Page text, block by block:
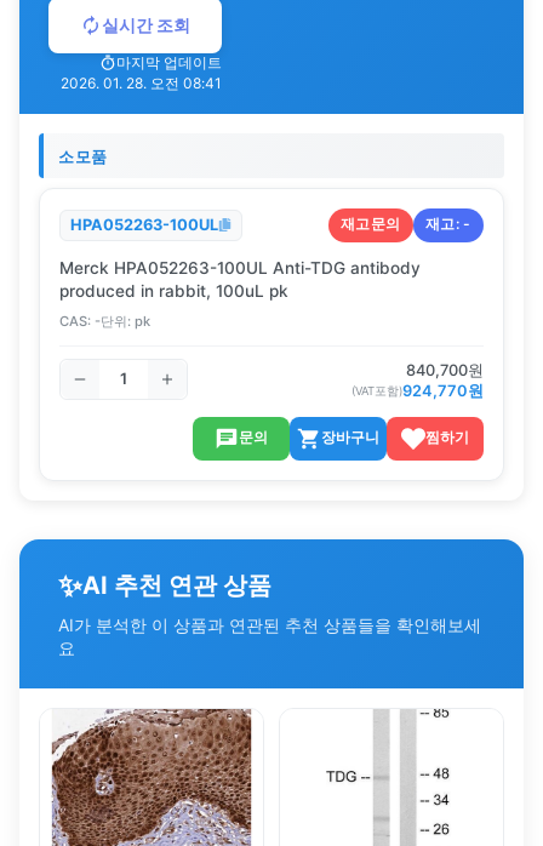
실시간 조회
마지막 업데이트
2026. 01. 28. 오전 08:41
소모품
HPA052263-100UL 재고문의 재고:-
Merck HPA052263-100UL Anti-TDG antibody
produced in rabbit, 100uL pk
CAS: -단위: pk
840,700원
(VAT포함)924,770원
문의 장바구니 찜하기
✨AI 추천 연관 상품
AI가 분석한 이 상품과 연관된 추천 상품들을 확인해보세
요